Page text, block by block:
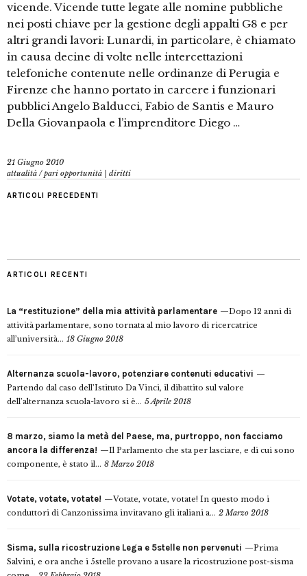
vicende. Vicende tutte legate alle nomine pubbliche
nei posti chiave per la gestione degli appalti G8 e per
altri grandi lavori: Lunardi, in particolare, è chiamato
in causa decine di volte nelle intercettazioni
telefoniche contenute nelle ordinanze di Perugia e
Firenze che hanno portato in carcere i funzionari
pubblici Angelo Balducci, Fabio de Santis e Mauro
Della Giovanpaola e l’imprenditore Diego …
21 Giugno 2010
attualità /pari opportunità | diritti
ARTICOLI PRECEDENTI
ARTICOLI RECENTI
La “restituzione” della mia attività parlamentare
Dopo 12 anni di
attività parlamentare, sono tornata al mio lavoro di ricercatrice
all’università... 18 Giugno 2018
Alternanza scuola-lavoro, potenziare contenuti educativi
Partendo dal caso dell’Istituto Da Vinci, il dibattito sul valore
dell’alternanza scuola-lavoro si è... 5 Aprile 2018
8 marzo, siamo la metà del Paese, ma, purtroppo, non facciamo
ancora la differenza!
Il Parlamento che sta per lasciare, e di cui sono
componente, è stato il... 8 Marzo 2018
Votate, votate, votate!
Votate, votate, votate! In questo modo i
conduttori di Canzonissima invitavano gli italiani a... 2 Marzo 2018
Sisma, sulla ricostruzione Lega e 5stelle non pervenuti
Prima
Salvini, e ora anche i 5stelle provano a usare la ricostruzione post-sisma